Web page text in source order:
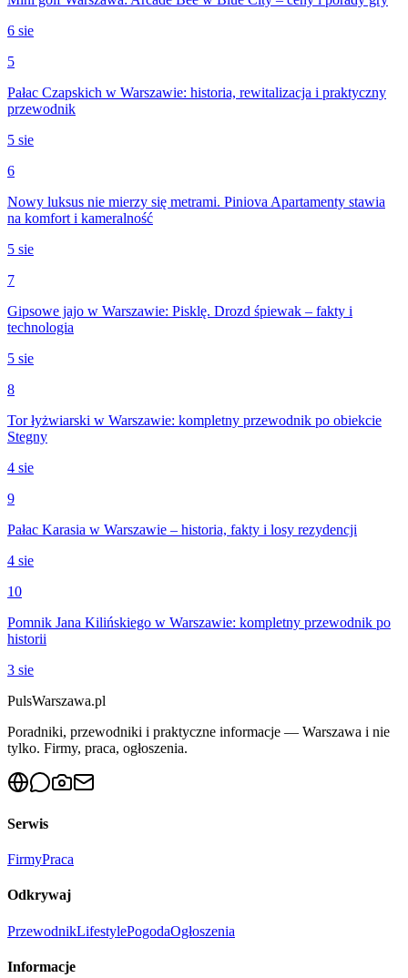
6 sie
5
Pałac Czapskich w Warszawie: historia, rewitalizacja i praktyczny
przewodnik
5 sie
6
Nowy luksus nie mierzy się metrami. Piniova Apartamenty stawia
na komfort i kameralność
5 sie
7
Gipsowe jajo w Warszawie: Pisklę. Drozd śpiewak – fakty i
technologia
5 sie
8
Tor łyżwiarski w Warszawie: kompletny przewodnik po obiekcie
Stegny
4 sie
9
Pałac Karasia w Warszawie – historia, fakty i losy rezydencji
4 sie
10
Pomnik Jana Kilińskiego w Warszawie: kompletny przewodnik po
historii
3 sie
PulsWarszawa.pl
Poradniki, przewodniki i praktyczne informacje — Warszawa i nie
tylko. Firmy, praca, ogłoszenia.
Serwis
FirmyPraca
Odkrywaj
PrzewodnikLifestylePogodaOgłoszenia
Informacje